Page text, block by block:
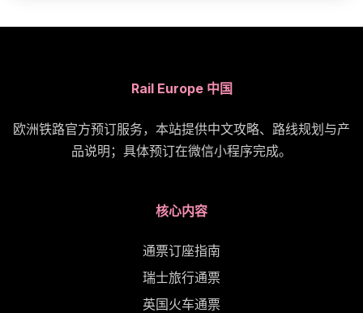
Rail Europe 中国
欧洲铁路官方预订服务，本站提供中文攻略、路线规划与产
品说明；具体预订在微信小程序完成。
核心内容
通票订座指南
瑞士旅行通票
英国火车通票